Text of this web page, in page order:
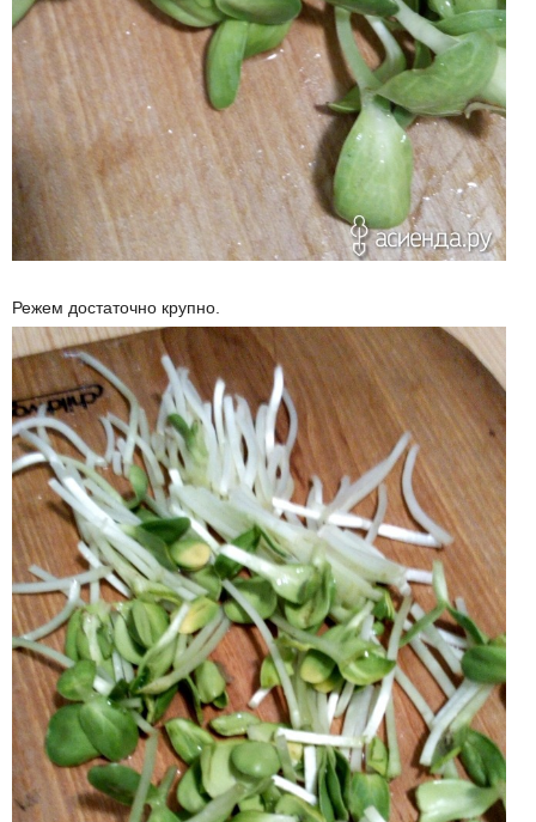
Режем достаточно крупно.